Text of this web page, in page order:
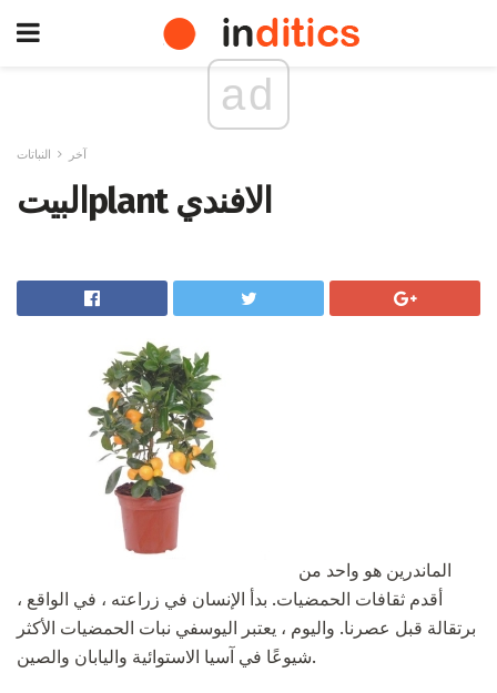
ad
آخر النباتات
البيتplant الافندي
أقدم ثقافات الحمضيات. بدأ الإنسان في زراعته ، في الواقع ،
برتقالة قبل عصرنا. واليوم ، يعتبر اليوسفي نبات الحمضيات الأكثر
شيوعًا في آسيا الاستوائية واليابان والصين.